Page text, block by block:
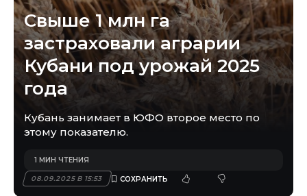
Свыше 1 млн га
застраховали аграрии
Кубани под урожай 2025
года
Кубань занимает в ЮФО второе место по
этому показателю.
08.09.2025 В 15:53
1 МИН ЧТЕНИЯ